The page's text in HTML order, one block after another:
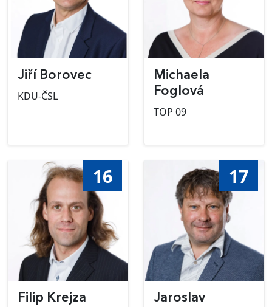
Jiří Borovec
KDU-ČSL
Michaela
Foglová
TOP 09
16
Filip Krejza
17
Jaroslav